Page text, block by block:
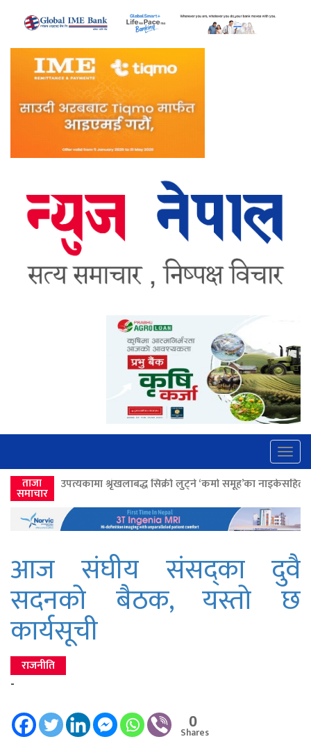
ताजा
समाचार
श्रृंखलाबद्ध सिक्री लुट्ने ‘कर्मा समूह’का नाइकेसहित पाँच पक्राउ >>
आज संघीय संसद्का दुवै
सदनको बैठक, यस्ताे छ
कार्यसूची
राजनीति
-
0
Shares